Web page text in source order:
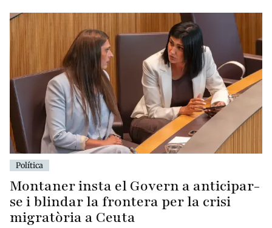
Política
Montaner insta el Govern a anticipar-
se i blindar la frontera per la crisi
migratòria a Ceuta